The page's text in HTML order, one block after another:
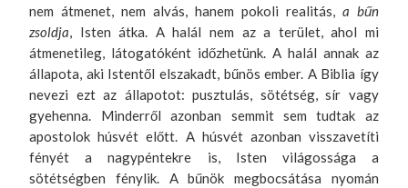
nem átmenet, nem alvás, hanem pokoli realitás, a bűn
zsoldja, Isten átka. A halál nem az a terület, ahol mi
átmenetileg, látogatóként időzhetünk. A halál annak az
állapota, aki Istentől elszakadt, bűnös ember. A Biblia így
nevezi ezt az állapotot: pusztulás, sötétség, sír vagy
gyehenna. Minderről azonban semmit sem tudtak az
apostolok húsvét előtt. A húsvét azonban visszavetíti
fényét a nagypéntekre is, Isten világossága a
sötétségben fénylik. A bűnök megbocsátása nyomán